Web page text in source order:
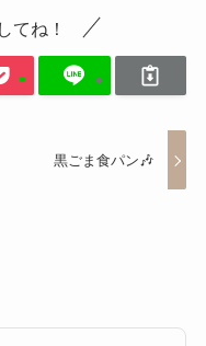
てね！
黒ごま食パン🎶